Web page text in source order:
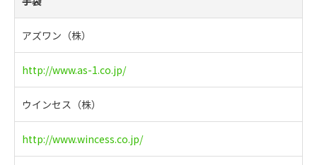
アズワン（株）
http://www.as-1.co.jp/
ウインセス（株）
http://www.wincess.co.jp/